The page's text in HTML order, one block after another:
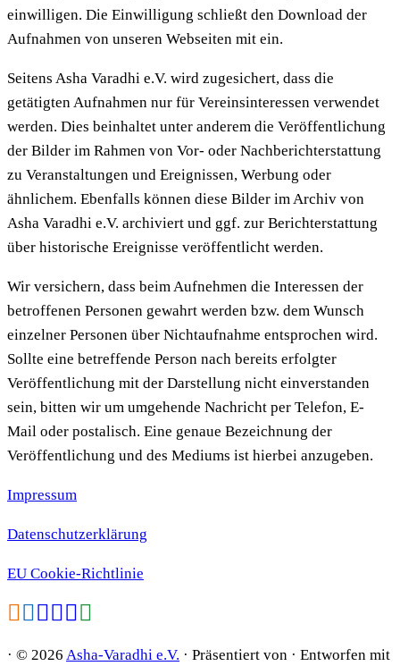
einwilligen. Die Einwilligung schließt den Download der
Aufnahmen von unseren Webseiten mit ein.
Seitens Asha Varadhi e.V. wird zugesichert, dass die
getätigten Aufnahmen nur für Vereinsinteressen verwendet
werden. Dies beinhaltet unter anderem die Veröffentlichung
der Bilder im Rahmen von Vor- oder Nachberichterstattung
zu Veranstaltungen und Ereignissen, Werbung oder
ähnlichem. Ebenfalls können diese Bilder im Archiv von
Asha Varadhi e.V. archiviert und ggf. zur Berichterstattung
über historische Ereignisse veröffentlicht werden.
Wir versichern, dass beim Aufnehmen die Interessen der
betroffenen Personen gewahrt werden bzw. dem Wunsch
einzelner Personen über Nichtaufnahme entsprochen wird.
Sollte eine betreffende Person nach bereits erfolgter
Veröffentlichung mit der Darstellung nicht einverstanden
sein, bitten wir um umgehende Nachricht per Telefon, E-
Mail oder postalisch. Eine genaue Bezeichnung der
Veröffentlichung und des Mediums ist hierbei anzugeben.
Impressum
Datenschutzerklärung
EU Cookie-Richtlinie
· © 2026 Asha-Varadhi e.V. · Präsentiert von · Entworfen mit